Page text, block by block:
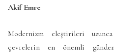
Akif Emre
Modernizm eleştirileri
çevrelerin en önemli